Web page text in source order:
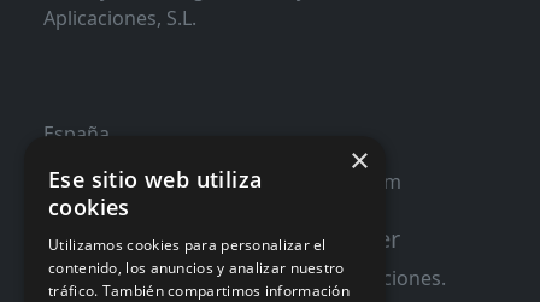
Aplicaciones, S.L.
España
contacto@distribucioninformatica.com
Suscribete a nuestro Newsletter
Te informaremos de ofertas y promociones.
×
Ese sitio web utiliza
cookies
Utilizamos cookies para personalizar el
contenido, los anuncios y analizar nuestro
tráfico. También compartimos información